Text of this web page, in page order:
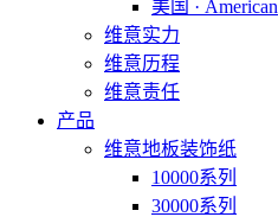
美国 · American
维意实力
维意历程
维意责任
产品
维意地板装饰纸
10000系列
30000系列